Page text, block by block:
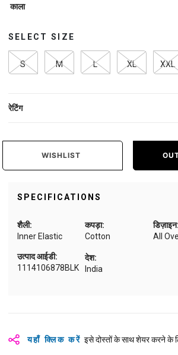
selected
काला
SELECT SIZE
S M L XL XXL
रेटिंग
WISHLIST
SPECIFICATIONS
शैली:
Inner Elastic
कपड़ा:
Cotton
डिज़ाइन:
All
देश:
India
उत्पाद आईडी:
1114106878BLK
यहाँ क्लिक करें इसे दोस्तों के साथ शेयर करने के